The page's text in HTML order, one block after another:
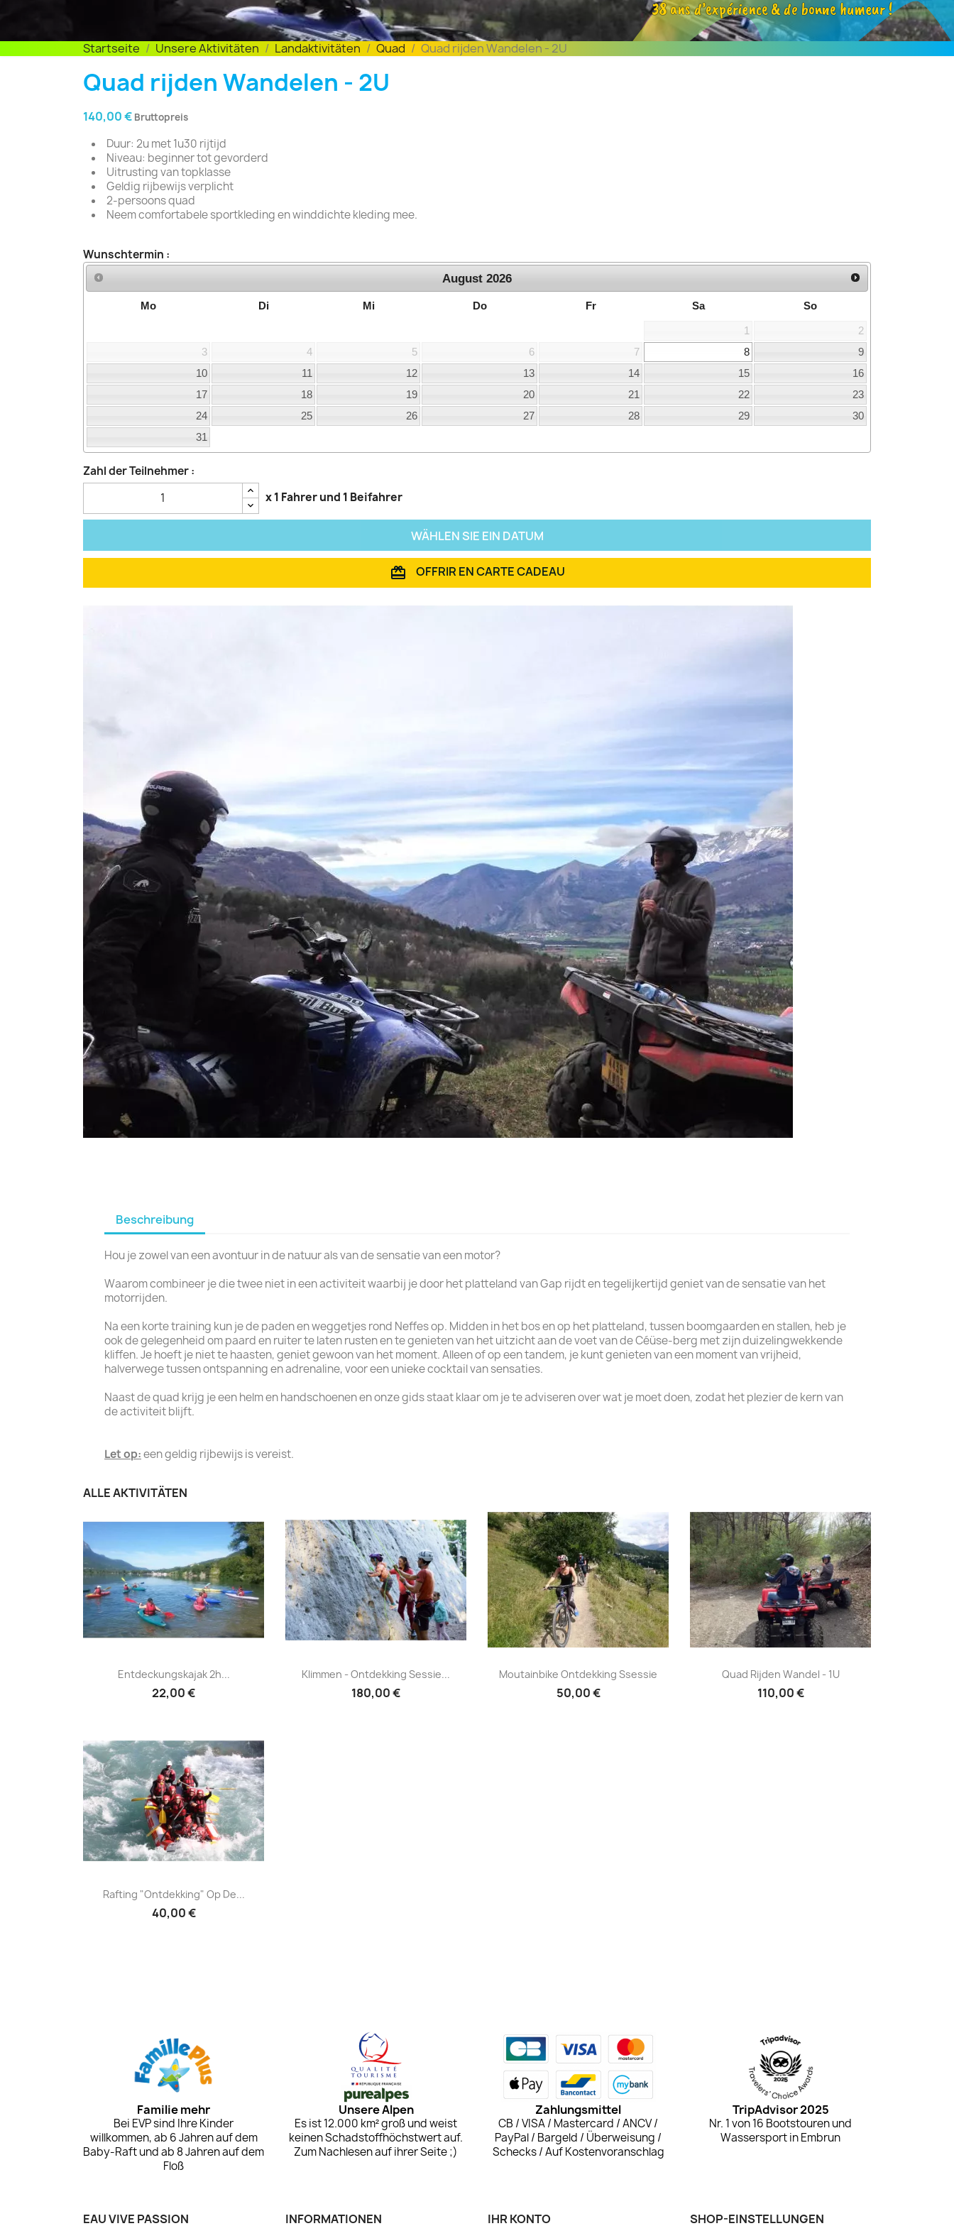
38 ans d’expérience & de bonne humeur !
Startseite Unsere Aktivitäten Landaktivitäten Quad Quad rijden Wandelen - 2U
Quad rijden Wandelen - 2U
140,00 € Bruttopreis
Duur: 2u met 1u30 rijtijd
Niveau: beginner tot gevorderd
Uitrusting van topklasse
Geldig rijbewijs verplicht
2-persoons quad
Neem comfortabele sportkleding en winddichte kleding mee.
Wunschtermin :
August 2026
Mo Di Mi Do Fr Sa So
1
2
3
4 5 6 7 8
9
10
11 12 13 14 15
16
17
18 19 20 21 22
23
24
25 26 27 28 29
30
31
Zahl der Teilnehmer :
x 1 Fahrer und 1 Beifahrer
WÄHLEN SIE EIN DATUM
 OFFRIR EN CARTE CADEAU
Beschreibung
Hou je zowel van een avontuur in de natuur als van de sensatie van een motor?
Waarom combineer je die twee niet in een activiteit waarbij je door het platteland van Gap rijdt en tegelijkertijd geniet van de sensatie van het
motorrijden.
Na een korte training kun je de paden en weggetjes rond Neffes op. Midden in het bos en op het platteland, tussen boomgaarden en stallen, heb je
ook de gelegenheid om paard en ruiter te laten rusten en te genieten van het uitzicht aan de voet van de Céüse-berg met zijn duizelingwekkende
kliffen. Je hoeft je niet te haasten, geniet gewoon van het moment. Alleen of op een tandem, je kunt genieten van een moment van vrijheid,
halverwege tussen ontspanning en adrenaline, voor een unieke cocktail van sensaties.
Naast de quad krijg je een helm en handschoenen en onze gids staat klaar om je te adviseren over wat je moet doen, zodat het plezier de kern van
de activiteit blijft.
Let op:een geldig rijbewijs is vereist.
ALLE AKTIVITÄTEN
Entdeckungskajak 2h
Orcières-Merlette
Entdeckungskajak 2h...
22,00 €
Klimmen - ontdekking sessie
Durance
Klimmen - Ontdekking Sessie...
180,00 €
Moutainbike ontdekking
ssessie
Moutainbike Ontdekking Ssessie
50,00 €
Quad rijden wandel - 1U
Quad Rijden Wandel - 1U
110,00 €
Rafting "Ontdekking" op de
Durance
Rafting "Ontdekking" Op De...
40,00 €
Familie mehr
Bei EVP sind Ihre Kinder
willkommen, ab 6 Jahren auf dem
Baby-Raft und ab 8 Jahren auf dem
Floß
Unsere Alpen
Es ist 12.000 km² groß und weist
keinen Schadstoffhöchstwert auf.
Zum Nachlesen auf ihrer Seite ;)
Zahlungsmittel
CB / VISA / Mastercard / ANCV /
PayPal / Bargeld / Überweisung /
Schecks / Auf Kostenvoranschlag
TripAdvisor 2025
Nr. 1 von 16 Bootstouren und
Wassersport in Embrun
EAU VIVE PASSION INFORMATIONEN IHR KONTO SHOP-EINSTELLUNGEN